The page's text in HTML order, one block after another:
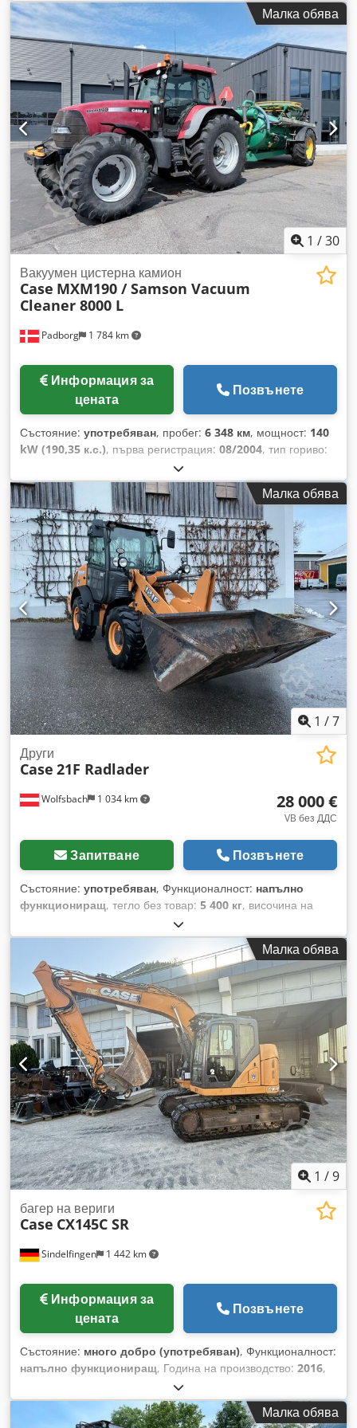
Преден навесен механизъм. Преден извод за задвижване
на прикачно оборудване. Скоростна кутия: 30 км/ч. Цена:
24 500,00 евро, без ДДС. Местоположение: не е посочено.
Dsdpfx Afszdmutspeck
Малка обява
1 /30
Padborg 1 784 km
Вакуумен цистерна камион
Case MXM190 / Samson Vacuum
Cleaner 8000 L
Информация за
цената
Позвънете
Състояние: употребяван, пробег: 6 348 км, мощност: 140
kW (190,35 к.с.), първа регистрация: 08/2004, тип гориво:
, Година на производство:
Модел: MXM190 / Samson Вакуумна цистерна 8000 L
Година: 2004 Състояние: Добро Сериен номер:
ACM231045 Реф. №: 8084 Дата на регистрация: КС: 190
Работни часове: 6348 Трансмисия: Пълна powershift 19+6
Резервоар за дизел: 1 Капацитет на резервоара: 400 L
Радио: ? Въздушна седалка: ? Спирачки: Мокри дискови
спирачки Размер на гумите: 600/65R25 + 650/75R38 -
520/70R34 Остатъчен грайфер: 60% 90% - 40% Кутия с
инструменти: ? Хидравлична система: ? Производител на
цистерната: Samson Обем на цистерната: 8000 L
Високонапорна помпа: 2 x HPP Дебит на високонапорната
помпа: 122 л/мин - 130 bar Вакуум помпа: Samson
Dcjdpfjynq Dbjx Afpok Дистанционно управление: ?
Малка обява
1 /7
Wolfsbach 1 034 km
Други
Case 21F Radlader
28 000 €
VB без ДДС
Запитване Позвънете
Състояние: употребяван, Функционалност: напълно
функциониращ, тегло без товар: 5 400 кг, височина на
, Година на производство:
на работа:2 081 h, обща дължина:5 550 мм, строителна
, тип задвижване:Diesel Motor,
строителна ширина:1 950 мм, Друго Djdpewlxgaefx Afpeck
Клас на скорост: 25 Техническо състояние: нормално
Състояние на батерията: нормално
Малка обява
1 /9
Sindelfingen 1 442 km
багер на вериги
Case CX145C SR
Информация за
цената
Позвънете
Състояние: много добро (употребяван), Функционалност:
напълно функциониращ, Година на производство: 2016,
, * 11 500 работни часа *
Работно тегло: 15 700 кг Dcedpfx Afsy Rm H Ejpek *
Мощност на двигателя: 77 kW * Гумирани веригиМалка обява